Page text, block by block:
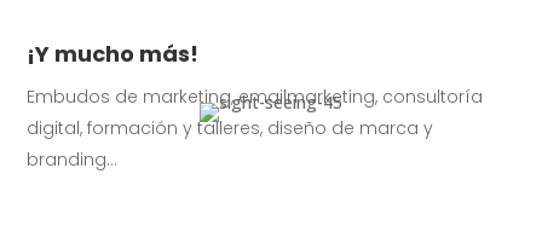
¡Y mucho más!
Embudos de marketing, emailmarketing, consultoría
digital, formación y talleres, diseño de marca y
branding…